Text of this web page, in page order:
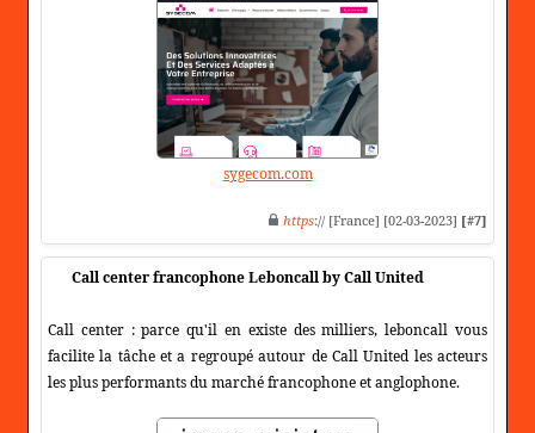
sygecom.com
https:// [France] [02-03-2023] [#7]
Call center francophone Leboncall by Call United
Call center : parce qu'il en existe des milliers, leboncall vous
facilite la tâche et a regroupé autour de Call United les acteurs
les plus performants du marché francophone et anglophone.